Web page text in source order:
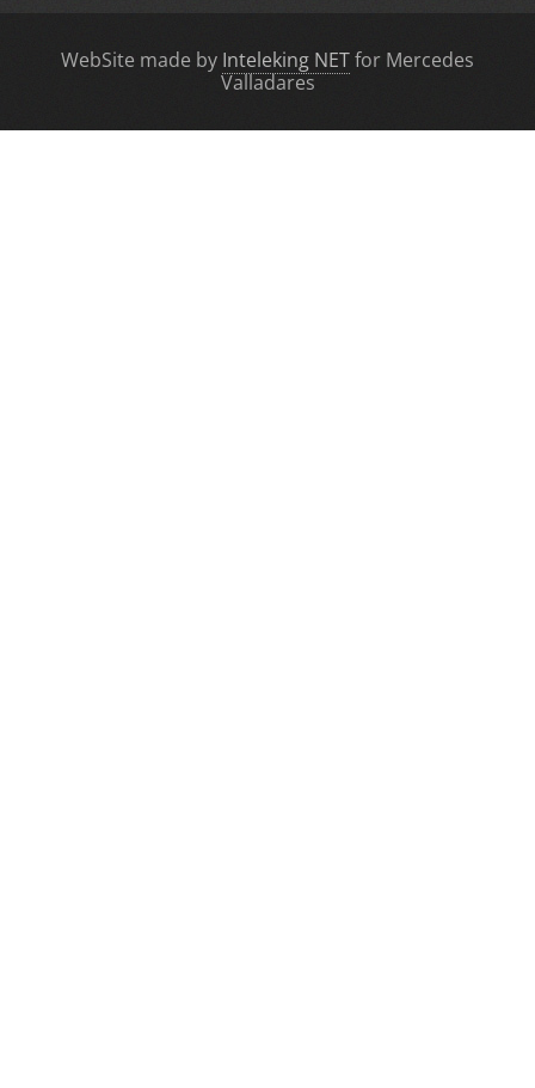
WebSite made by Inteleking NETfor Mercedes
Valladares